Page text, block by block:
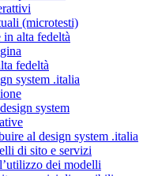
(microtesti)
in alta fedeltà
fedeltà
system .italia
system
al design system .italia
di sito e servizi
dei modelli